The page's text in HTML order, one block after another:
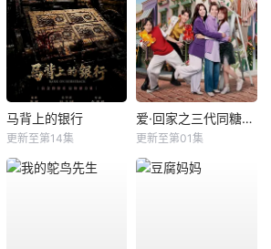
马背上的银行
更新至第14集
爱·回家之三代同糖国语
更新至第01集